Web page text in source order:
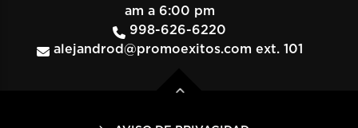
am a 6:00 pm
998-626-6220
alejandrod@promoexitos.com ext. 101